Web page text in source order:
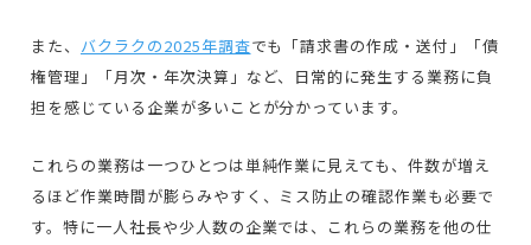
また、 バクラクの2025年調査でも「請求書の作成・送付」「債
権管理」「月次・年次決算」など、日常的に発生する業務に負
担を感じている企業が多いことが分かっています。
これらの業務は一つひとつは単純作業に見えても、件数が増え
るほど作業時間が膨らみやすく、ミス防止の確認作業も必要で
す。特に一人社長や少人数の企業では、これらの業務を他の仕